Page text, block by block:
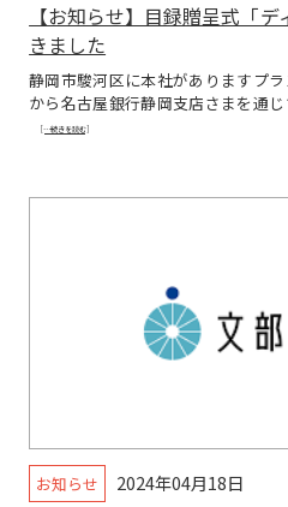
【お知らせ】目録贈呈式「
きました
静岡市駿河区に本社がありますプ
から名古屋銀行静岡支店さまを通
[…続きを読む]
お知らせ 2024年04月18日